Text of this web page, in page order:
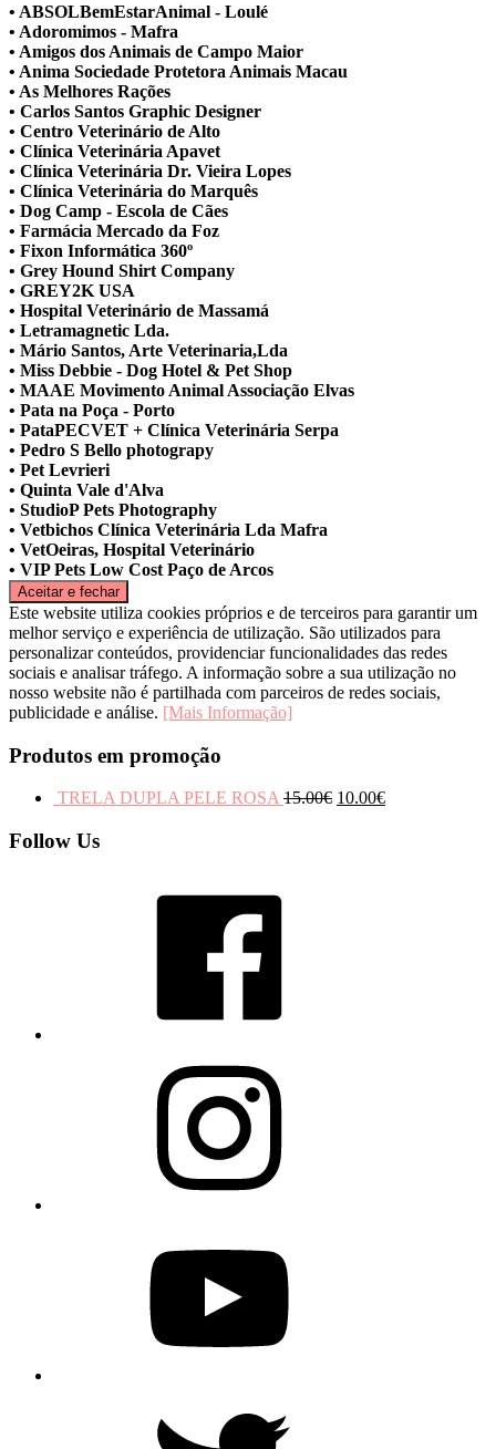
• ABSOLBemEstarAnimal - Loulé
• Adoromimos - Mafra
• Amigos dos Animais de Campo Maior
• Anima Sociedade Protetora Animais Macau
• As Melhores Rações
• Carlos Santos Graphic Designer
• Centro Veterinário de Alto
• Clínica Veterinária Apavet
• Clínica Veterinária Dr. Vieira Lopes
• Clínica Veterinária do Marquês
• Dog Camp - Escola de Cães
• Farmácia Mercado da Foz
• Fixon Informática 360º
• Grey Hound Shirt Company
• GREY2K USA
• Hospital Veterinário de Massamá
• Letramagnetic Lda.
• Mário Santos, Arte Veterinaria,Lda
• Miss Debbie - Dog Hotel & Pet Shop
• MAAE Movimento Animal Associação Elvas
• Pata na Poça - Porto
• PataPECVET + Clínica Veterinária Serpa
• Pedro S Bello photograpy
• Pet Levrieri
• Quinta Vale d'Alva
• StudioP Pets Photography
• Vetbichos Clínica Veterinária Lda Mafra
• VetOeiras, Hospital Veterinário
• VIP Pets Low Cost Paço de Arcos
Este website utiliza cookies próprios e de terceiros para garantir um
melhor serviço e experiência de utilização. São utilizados para
personalizar conteúdos, providenciar funcionalidades das redes
sociais e analisar tráfego. A informação sobre a sua utilização no
nosso website não é partilhada com parceiros de redes sociais,
publicidade e análise. [Mais Informação]
Produtos em promoção
TRELA DUPLA PELE ROSA 15.00€ 10.00€
Follow Us